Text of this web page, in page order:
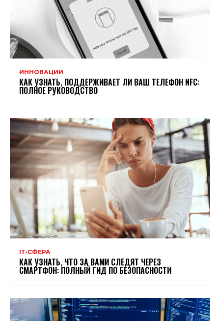
ИННОВАЦИИ
КАК УЗНАТЬ, ПОДДЕРЖИВАЕТ ЛИ ВАШ ТЕЛЕФОН NFC:
ПОЛНОЕ РУКОВОДСТВО
ІТ-СФЕРА
КАК УЗНАТЬ, ЧТО ЗА ВАМИ СЛЕДЯТ ЧЕРЕЗ
СМАРТФОН: ПОЛНЫЙ ГИД ПО БЕЗОПАСНОСТИ